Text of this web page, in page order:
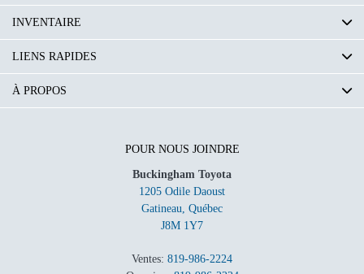
POUR NOUS JOINDRE
Buckingham Toyota
1205 Odile Daoust
Gatineau, Québec
J8M 1Y7
Ventes: 819-986-2224
INVENTAIRE
LIENS RAPIDES
À PROPOS